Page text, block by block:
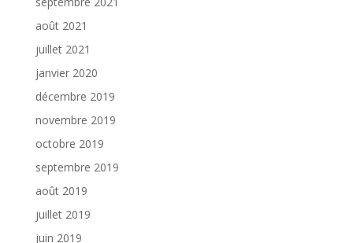
août 2021
juillet 2021
janvier 2020
décembre 2019
novembre 2019
octobre 2019
septembre 2019
août 2019
juillet 2019
juin 2019